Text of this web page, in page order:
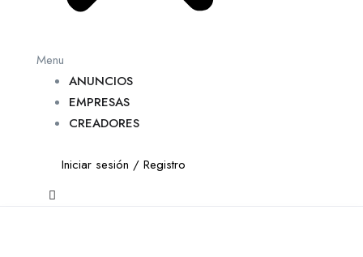
Menu
ANUNCIOS
EMPRESAS
CREADORES
Iniciar sesión / Registro